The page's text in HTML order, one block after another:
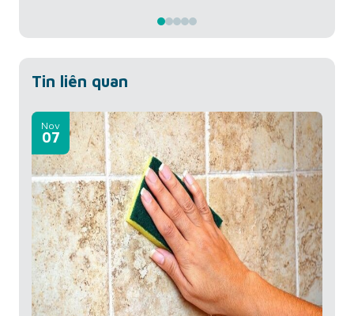
Số lượng tuyển: 01 người Thời gian làm việc: Thứ 2 –
Thứ...
Tin liên quan
Nov
07